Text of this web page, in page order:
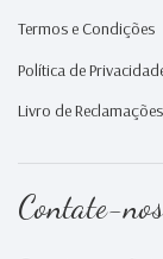
Termos e Condições
Política de
Livro de Reclamações
Contate-nos